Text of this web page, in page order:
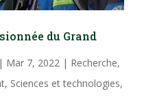
du Grand
Mar 7, 2022| Recherche,
, Sciences et technologies,